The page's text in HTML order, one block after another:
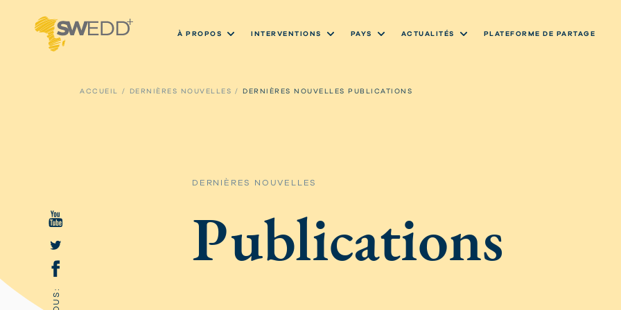
contenu
principal
À PROPOS INTERVENTIONS PAYS ACTUALITÉS PLATEFORME DE PARTAGE
ACCUEIL DERNIÈRES NOUVELLES DERNIÈRES NOUVELLES PUBLICATIONS
DERNIÈRES NOUVELLES
Publications